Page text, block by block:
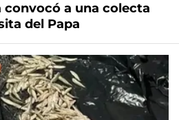
convocó a una colecta
del Papa